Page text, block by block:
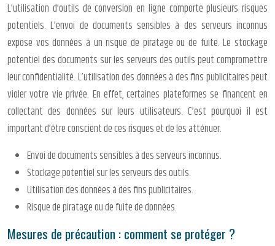
L’utilisation d’outils de conversion en ligne comporte plusieurs risques
potentiels. L’envoi de documents sensibles à des serveurs inconnus
expose vos données à un risque de piratage ou de fuite. Le stockage
potentiel des documents sur les serveurs des outils peut compromettre
leur confidentialité. L’utilisation des données à des fins publicitaires peut
violer votre vie privée. En effet, certaines plateformes se financent en
collectant des données sur leurs utilisateurs. C’est pourquoi il est
important d’être conscient de ces risques et de les atténuer.
Envoi de documents sensibles à des serveurs inconnus.
Stockage potentiel sur les serveurs des outils.
Utilisation des données à des fins publicitaires.
Risque de piratage ou de fuite de données.
Mesures de précaution : comment se protéger ?